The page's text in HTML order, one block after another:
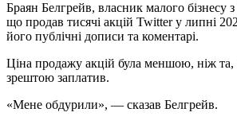
Браян Белгрейв, власник малого бізнесу
що продав тисячі акцій Twitter у липні
його публічні дописи та коментарі.
Ціна продажу акцій була меншою, ніж та,
зрештою заплатив.
«Мене обдурили», — сказав Белгрейв.